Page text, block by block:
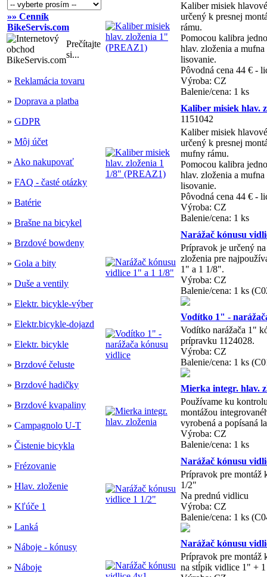
»» Cenník
BikeServis.com
Prečítajte
si...
» Reklamácia tovaru
» Doprava a platba
» GDPR
» Môj účet
» Ako nakupovať
» FAQ - časté otázky
» Batérie
» Brašne na bicykel
» Brzdové bowdeny
» Gola a bity
» Duše a ventily
» Elektr. bicykle-výber
» Elektr.bicykle-dojazd
» Elektr. bicykle
» Brzdové čeluste
» Brzdové hadičky
» Brzdové kvapaliny
» Campagnolo U-T
» Čistenie bicykla
» Frézovanie
» Hlav. zloženie
» Kľúče 1
» Lanká
» Náboje - kónusy
» Náboje
Kaliber misiek
určený k presnej
rámu.
Pomocou kalibra
hlav. zloženia a
lisovanie.
Pôvodná cena 44 € -
Výroba: CZ
Balenie/cena: 1 ks
Kaliber misiek hlav.
1151042
Kaliber misiek
určený k presnej
mufny rámu.
Pomocou kalibra
hlav. zloženia a
lisovanie.
Pôvodná cena 44 € -
Výroba: CZ
Balenie/cena: 1 ks
Narážač kónusu
Prípravok je určený
zloženia pre
1" a 1 1/8".
Výroba: CZ
Balenie/cena: 1 ks
Vodítko 1" -
Vodítko narážača 1"
prípravku 1124028.
Výroba: CZ
Balenie/cena: 1 ks
Mierka integr. hlav.
Používame ku
montážou
vyrobená a popísaná
Výroba: CZ
Balenie/cena: 1 ks
Narážač kónusu
Prípravok pre montáž
1/2"
Na prednú vidlicu
Výroba: CZ
Balenie/cena: 1 ks
Narážač kónusu
Prípravok pre montáž
na stĺpik vidlice 1" +